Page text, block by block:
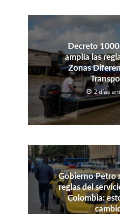
Decreto
amplía las
Zonas
2 días
Gobierno Petro
reglas del
Colombia: